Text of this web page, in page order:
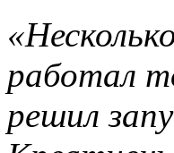
работал
решил